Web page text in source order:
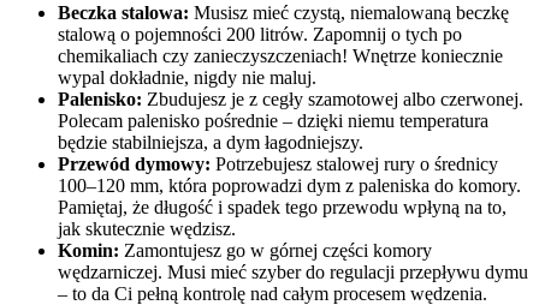
Beczka stalowa: Musisz mieć czystą, niemalowaną beczkę
stalową o pojemności 200 litrów. Zapomnij o tych po
chemikaliach czy zanieczyszczeniach! Wnętrze koniecznie
wypal dokładnie, nigdy nie maluj.
Palenisko: Zbudujesz je z cegły szamotowej albo czerwonej.
Polecam palenisko pośrednie – dzięki niemu temperatura
będzie stabilniejsza, a dym łagodniejszy.
Przewód dymowy: Potrzebujesz stalowej rury o średnicy
100–120 mm, która poprowadzi dym z paleniska do komory.
Pamiętaj, że długość i spadek tego przewodu wpłyną na to,
jak skutecznie wędzisz.
Komin: Zamontujesz go w górnej części komory
wędzarniczej. Musi mieć szyber do regulacji przepływu dymu
– to da Ci pełną kontrolę nad całym procesem wędzenia.